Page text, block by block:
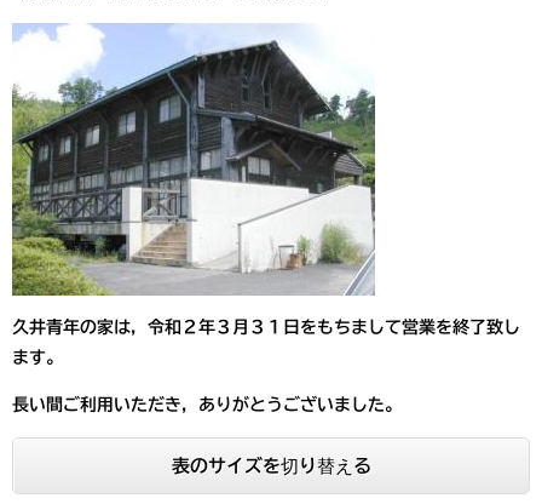
久井青年の家は，令和２年３月３１日をもちまして営業を終了致し
ます。
長い間ご利用いただき，ありがとうございました。
表のサイズを切り替える